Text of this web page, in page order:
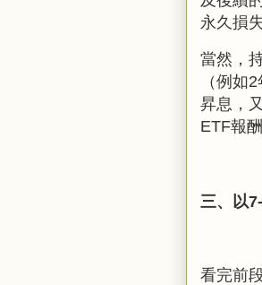
永久損失
當然，
（例如
昇息，
ETF報
三、以
看完前